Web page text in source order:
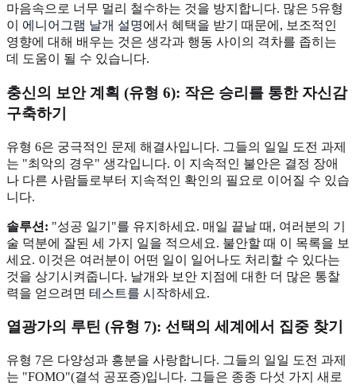
마음속으로 너무 멀리 철수하는 것을 방지합니다. 많은 5유형
이 에니어그램 날개 설명에서 혜택을 받기 때문에, 보조적인
영향에 대해 배우는 것은 생각과 행동 사이의 격차를 좁히는
데 도움이 될 수 있습니다.
충신의 보안 계획 (유형 6): 작은 승리를 통한 자신감
구축하기
유형 6은 궁극적인 문제 해결사입니다. 그들의 일일 도전 과제
는 "최악의 경우" 생각입니다. 이 지속적인 불안은 결정 장애
나 다른 사람들로부터 지속적인 확인의 필요로 이어질 수 있습
니다.
솔루션: "성공 일기"를 유지하세요. 매일 끝날 때, 여러분의 기
술 덕분에 잘된 세 가지 일을 적으세요. 불안할 때 이 목록을 보
세요. 이것은 여러분이 어떤 일이 일어나도 처리할 수 있다는
것을 상기시켜줍니다. 날개와 보안 지점에 대한 더 많은 통찰
력을 얻으려면 테스트를 시작하세요.
열광가의 루틴 (유형 7): 선택의 세계에서 집중 찾기
유형 7은 다양성과 흥분을 사랑합니다. 그들의 일일 도전 과제
는 "FOMO"(결석 공포증)입니다. 그들은 종종 다섯 가지 새로